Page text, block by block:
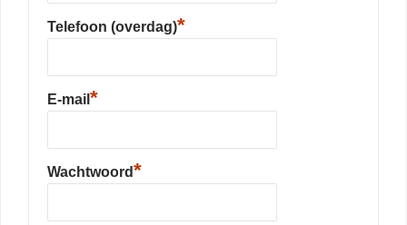
Telefoon (overdag)*
E-mail *
Wachtwoord*